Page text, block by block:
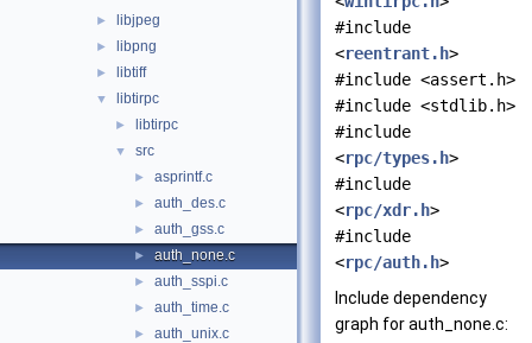
► libjpeg
► libpng
► libtiff
▼ libtirpc
► libtirpc
▼ src
► asprintf.c
► auth_des.c
► auth_gss.c
► auth_none.c
► auth_sspi.c
► auth_time.c
► auth_unix.c
#include
<reentrant.h>
#include <assert.h>
#include <stdlib.h>
#include
<rpc/types.h>
#include
<rpc/xdr.h>
#include
<rpc/auth.h>
Include dependency
graph for auth_none.c: